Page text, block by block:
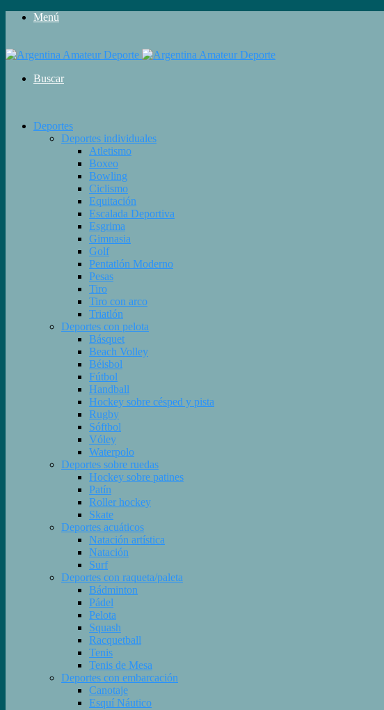
Menú
Buscar
Deportes
Deportes individuales
Atletismo
Boxeo
Bowling
Ciclismo
Equitación
Escalada Deportiva
Esgrima
Gimnasia
Golf
Pentatlón Moderno
Pesas
Tiro
Tiro con arco
Triatlón
Deportes con pelota
Básquet
Beach Volley
Béisbol
Fútbol
Handball
Hockey sobre césped y pista
Rugby
Sóftbol
Vóley
Waterpolo
Deportes sobre ruedas
Hockey sobre patines
Patín
Roller hockey
Skate
Deportes acuáticos
Natación artística
Natación
Surf
Deportes con raqueta/paleta
Bádminton
Pádel
Pelota
Squash
Racquetball
Tenis
Tenis de Mesa
Deportes con embarcación
Canotaje
Esquí Náutico